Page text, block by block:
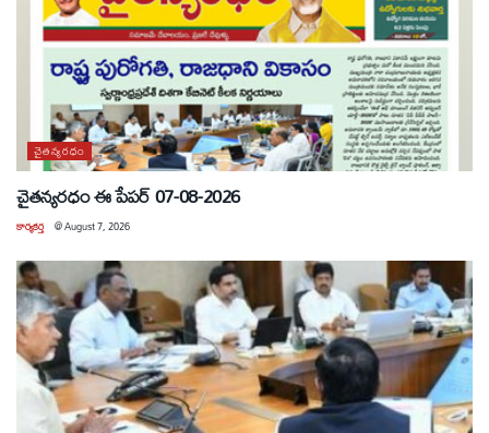
చైతన్యరధం
చైతన్యరధం ఈ పేపర్ 07-08-2026
కార్యకర్త @August 7, 2026